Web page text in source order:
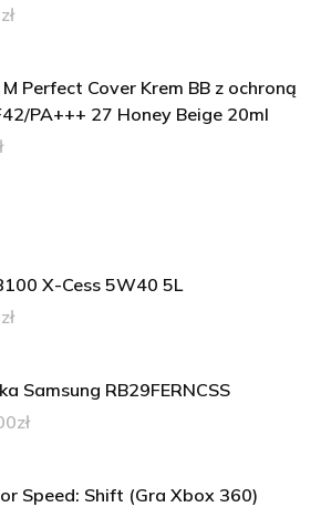
zł
Perfect Cover Krem BB z ochroną
PA+++ 27 Honey Beige 20ml
X-Cess 5W40 5L
zł
Samsung RB29FERNCSS
zł
Speed: Shift (Gra Xbox 360)